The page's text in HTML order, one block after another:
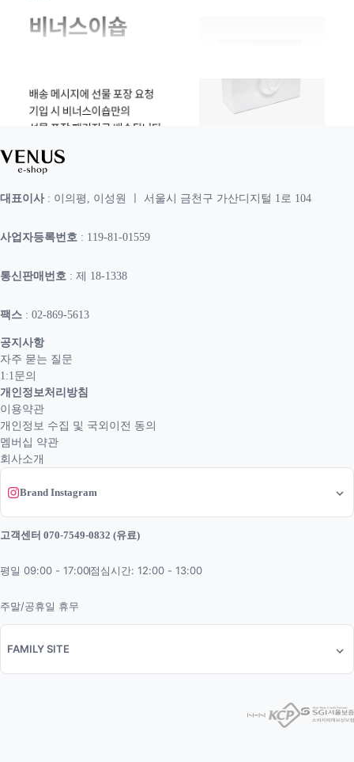
대표이사: 이의평, 이성원 ㅣ 서울시 금천구 가산디지털 1로 104
사업자등록번호 : 119-81-01559
통신판매번호 : 제 18-1338
팩스 : 02-869-5613
공지사항
자주 묻는 질문
1:1문의
개인정보처리방침
이용약관
개인정보 수집 및 국외이전 동의
멤버십 약관
회사소개
Brand Instagram
고객센터 070-7549-0832 (유료)
평일 09:00 - 17:00점심시간: 12:00 - 13:00
주말/공휴일 휴무
FAMILY SITE